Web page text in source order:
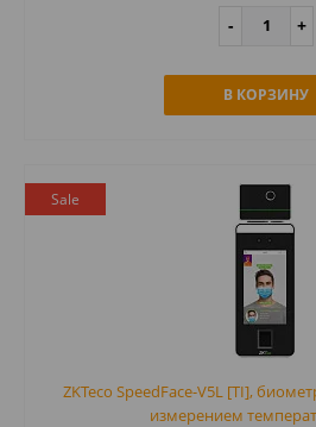
В КОРЗИНУ
Sale
ZKTeco SpeedFace-V5L [TI],
измерением